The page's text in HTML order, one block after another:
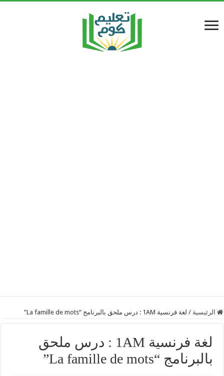
الرئيسية / لغة فرنسية 1AM : درس ملحق بالبرنامج “La famille de mots”
لغة فرنسية 1AM : درس ملحق
بالبرنامج “La famille de mots”